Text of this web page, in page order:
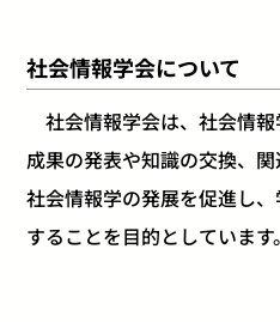
社会情報学会について
社会情報学会は、社会情
成果の発表や知識の交換、関
社会情報学の発展を促進し
することを目的としています。